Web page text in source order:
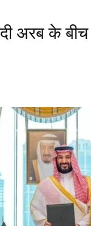
अरब के बीच